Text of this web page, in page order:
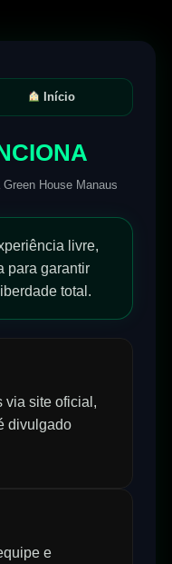
Início
House Manaus
livre,
para garantir
total.
via site oficial,
divulgado
e